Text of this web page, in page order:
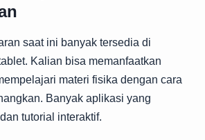
saat ini banyak tersedia di
Kalian bisa memanfaatkan
materi fisika dengan cara
Banyak aplikasi yang
tutorial interaktif.